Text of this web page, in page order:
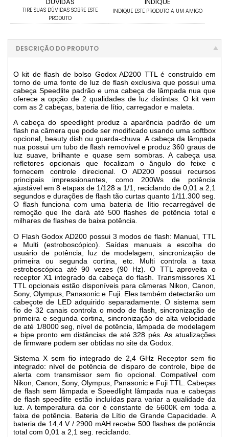
TIRE SUAS DÚVIDAS SOBRE ESTE
PRODUTO
INDIQUE ESTE PRODUTO A UM AMIGO
DESCRIÇÃO DO PRODUTO
O kit de flash de bolso Godox AD200 TTL é construído em
torno de uma fonte de luz de flash exclusiva que possui uma
cabeça Speedlite padrão e uma cabeça de lâmpada nua que
oferece a opção de 2 qualidades de luz distintas. O kit vem
com as 2 cabeças, bateria de lítio, carregador e maleta.
A cabeça do speedlight produz a aparência padrão de um
flash na câmera que pode ser modificado usando uma softbox
opcional, beauty dish ou guarda-chuva. A cabeça da lâmpada
nua possui um tubo de flash removível e produz 360 graus de
luz suave, brilhante e quase sem sombras. A cabeça usa
refletores opcionais que focalizam o ângulo do feixe e
fornecem controle direcional. O AD200 possui recursos
principais impressionantes, como 200Ws de potência
ajustável em 8 etapas de 1/128 a 1/1, reciclando de 0,01 a 2,1
segundos e durações de flash tão curtas quanto 1/11.300 seg.
O flash funciona com uma bateria de lítio recarregável de
remoção que lhe dará até 500 flashes de potência total e
milhares de flashes de baixa potência.
O Flash Godox AD200 possui 3 modos de flash: Manual, TTL
e Multi (estroboscópico). Saídas manuais a escolha do
usuário de potência, luz de modelagem, sincronização de
primeira ou segunda cortina, etc. Multi controla a taxa
estroboscópica até 90 vezes (90 Hz). O TTL aproveita o
receptor X1 integrado da cabeça do flash. Transmissores X1
TTL opcionais estão disponíveis para câmeras Nikon, Canon,
Sony, Olympus, Panasonic e Fuji. Eles também detectarão um
cabeçote de LED adquirido separadamente. O sistema sem
fio de 32 canais controla o modo de flash, sincronização de
primeira e segunda cortina, sincronização de alta velocidade
de até 1/8000 seg, nível de potência, lâmpada de modelagem
e bipe pronto em distâncias de até 328 pés. As atualizações
de firmware podem ser obtidas no site da Godox.
Sistema X sem fio integrado de 2,4 GHz Receptor sem fio
integrado: nível de potência de disparo de controle, bipe de
alerta com transmissor sem fio opcional. Compatível com
Nikon, Canon, Sony, Olympus, Panasonic e Fuji TTL. Cabeças
de flash sem lâmpada e Speedlight lâmpada nua e cabeças
de flash speedlite estão incluídas para variar a qualidade da
luz. A temperatura da cor é constante de 5600K em toda a
faixa de potência. Bateria de Lítio de Grande Capacidade. A
bateria de 14,4 V / 2900 mAH recebe 500 flashes de potência
total com 0,01 a 2,1 seg. reciclando.